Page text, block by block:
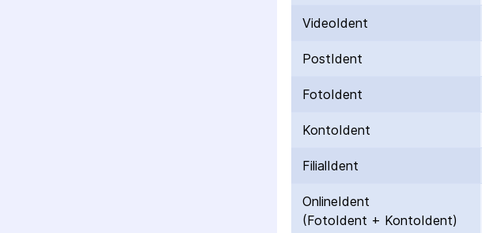
VideoIdent
PostIdent
FotoIdent
KontoIdent
FilialIdent
OnlineIdent
(FotoIdent + KontoIdent)